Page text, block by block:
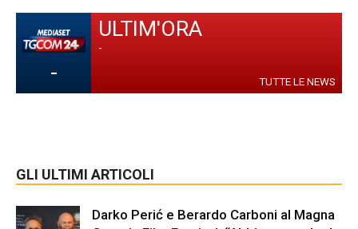
-
ULTIM'ORA
-
TUTTE LE NEWS
GLI ULTIMI ARTICOLI
Darko Perić e Berardo Carboni al Magna